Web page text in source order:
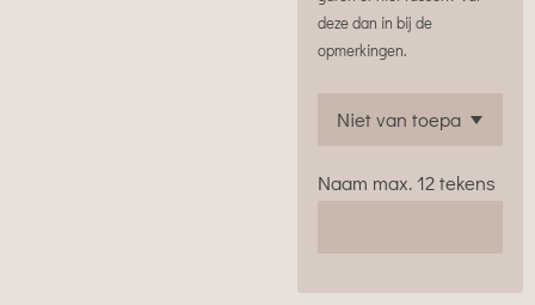
deze dan in bij de
opmerkingen.
Naam max. 12 tekens